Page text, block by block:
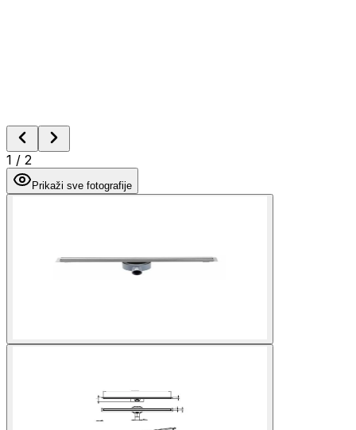
1 / 2
Prikaži sve fotografije